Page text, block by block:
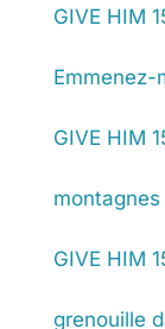
GIVE HIM
Emmenez-
GIVE HIM
montagnes
GIVE HIM
grenouille